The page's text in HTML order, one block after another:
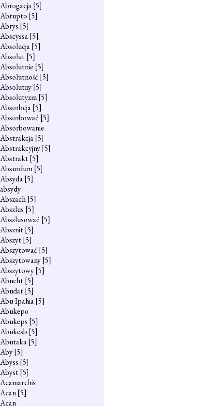
Abrogacja[5]
Abrupto [5]
Abrys [5]
Abscyssa[5]
Absolucja[5]
Absolut[5]
Absolutnie [5]
Absolutność [5]
Absolutny[5]
Absolutyzm[5]
Absorbcja[5]
Absorbować [5]
Absorbowanie
Abstrakcja[5]
Abstrakcyjny[5]
Abstrakt[5]
Absurdum[5]
Absyda[5]
absydy
Abszach[5]
Abszlus [5]
Abszlusować [5]
Absznit[5]
Abszyt[5]
Abszytować [5]
Abszytowany[5]
Abszytowy[5]
Abucht[5]
Abudat[5]
Abu-Ipahia[5]
Abukepo
Abukeps [5]
Abukesb [5]
Abutaka[5]
Aby[5]
Abyss [5]
Abyst[5]
Acamarchis
Acan[5]
Acan